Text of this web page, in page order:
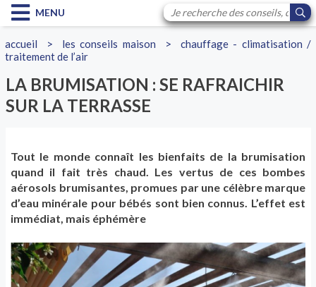
MENU
accueil > les conseils maison > chauffage - climatisation /
traitement de l’air
LA BRUMISATION : SE RAFRAICHIR
SUR LA TERRASSE
Tout le monde connaît les bienfaits de la brumisation
quand il fait très chaud. Les vertus de ces bombes
aérosols brumisantes, promues par une célèbre marque
d’eau minérale pour bébés sont bien connus. L’effet est
immédiat, mais éphémère